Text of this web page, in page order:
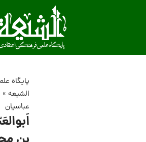
پایگاه
الشیعه»
عباسیان